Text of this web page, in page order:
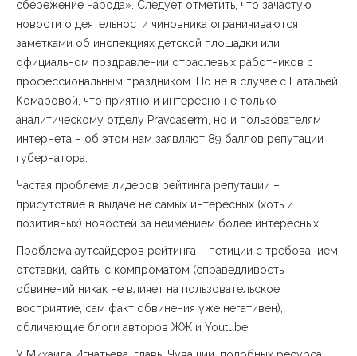
сбережение народа». Следует отметить, что зачастую
новости о деятельности чиновника ограничиваются
заметками об инспекциях детской площадки или
официальном поздравлении отраслевых работников с
профессиональным праздником. Но не в случае с Натальей
Комаровой, что приятно и интересно не только
аналитическому отделу Pravdaserm, но и пользователям
интернета – об этом нам заявляют 89 баллов репутации
губернатора.
Частая проблема лидеров рейтинга репутации –
присутствие в выдаче не самых интересных (хоть и
позитивных) новостей за неимением более интересных.
Проблема аутсайдеров рейтинга – петиции с требованием
отставки, сайты с компроматом (справедливость
обвинений никак не влияет на пользовательское
восприятие, сам факт обвинения уже негативен),
обличающие блоги авторов ЖЖ и Youtube.